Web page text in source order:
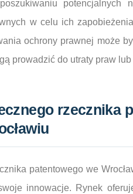
potencjalnych
w celu ich
ochrony prawnej może
prowadzić do utraty praw
rzecznika
patentowego we
innowacje. Rynek